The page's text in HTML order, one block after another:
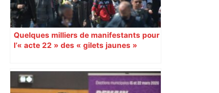
Quelques milliers de manifestants pour
l’« acte 22 » des « gilets jaunes »